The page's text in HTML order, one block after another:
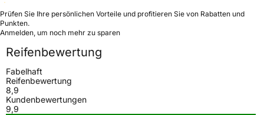
Prüfen Sie Ihre persönlichen Vorteile und profitieren Sie von Rabatten und
Punkten.
Anmelden, um noch mehr zu sparen
Reifenbewertung
Fabelhaft
Reifenbewertung
8,9
Kundenbewertungen
9,9